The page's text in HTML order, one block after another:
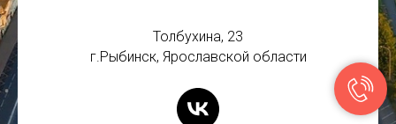
Толбухина, 23
г.Рыбинск, Ярославской области